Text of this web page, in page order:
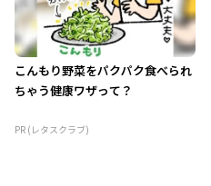
こんもり野菜をパクパク食べられ
ちゃう健康ワザって？
PR (レタスクラブ)